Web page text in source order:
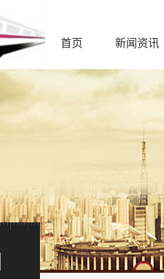
首页 新闻资讯